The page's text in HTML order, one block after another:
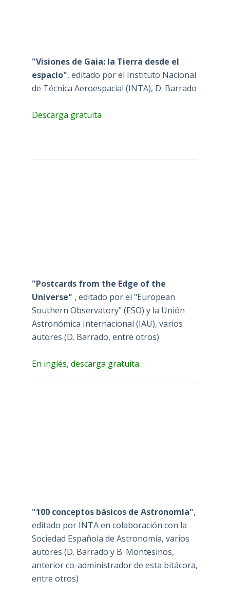
"Visiones de Gaia: la Tierra desde el
espacio", editado por el Instituto Nacional
de Técnica Aeroespacial (INTA), D. Barrado
Descarga gratuita
"Postcards from the Edge of the
Universe" , editado por el "European
Southern Observatory" (ESO) y la Unión
Astronómica Internacional (IAU), varios
autores (D. Barrado, entre otros)
En inglés, descarga gratuita.
"100 conceptos básicos de Astronomía",
editado por INTA en colaboración con la
Sociedad Española de Astronomía, varios
autores (D. Barrado y B. Montesinos,
anterior co-administrador de esta bitácora,
entre otros)